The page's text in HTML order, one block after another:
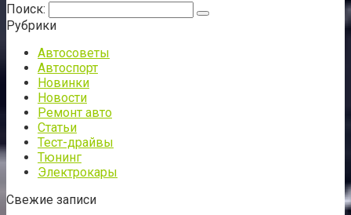
Поиск:
Рубрики
Автосоветы
Автоспорт
Новинки
Новости
Ремонт авто
Статьи
Тест-драйвы
Тюнинг
Электрокары
Свежие записи